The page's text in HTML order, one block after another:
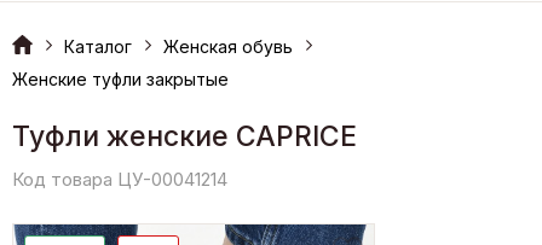
Каталог
Женская обувь
Женские туфли закрытые
Туфли женские CAPRICE
Код товара ЦУ-00041214